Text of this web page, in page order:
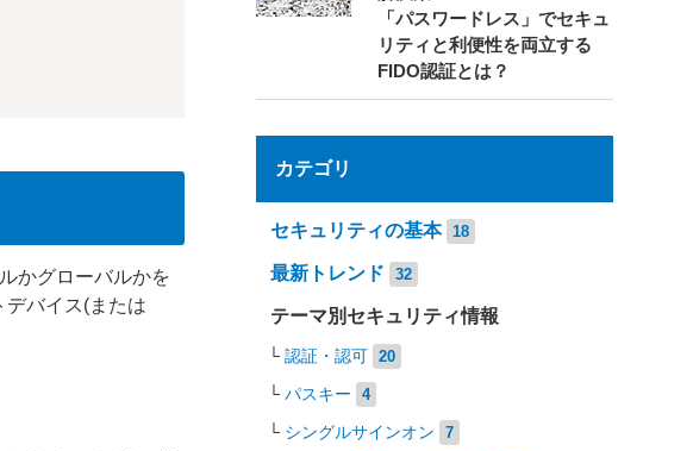
かグローバルかを
バイス(または
「パスワードレス」でセキュ
リティと利便性を両立する
FIDO認証とは？
カテゴリ
セキュリティの基本 18
最新トレンド 32
テーマ別セキュリティ情報
認証・認可 20
パスキー 4
シングルサインオン 7